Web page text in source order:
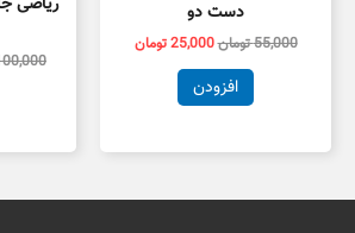
دست دو
55,000تومان25,000تومان
افزودن